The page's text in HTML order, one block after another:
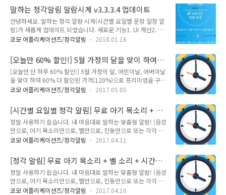
times, Talking..
스트를 쭈욱 내리거나 우측의 메뉴를 눌러서 바로 이동 할 수 있습니다. 2. 삼성 및
LG등의 TTS엔진 우측의 톱니바퀴를 선택하세요. 3. 음성데이터 설치를 선택하세요.
4. 한국어 우측의 다운로드 버튼을 눌러 주세요. 5. 설치를 눌러서 진행합니다. 완료
되면 뒤로가기 버튼을 눌러주세요. 6. 이곳으로 돌아 오면 다시 뒤로 가기 버튼을 눌
러 줍니다. 7. 두 번째 삼성 TTS..
말하는 정각알림 알람시계 v3.3.3.4 업데이트
안녕하세요. 말하는 정각 알람 시계(시간별 요일별 문장 일정 알
림)가 새롭게 업데이트 되었습니다. 새로운 기능1. UI 개선2. 알
람 분리3. 정각알림 시 전체 화면 알림 기능4. 첫벨 기능 추가(딩
면 기능 추가6.1 충전시 자동시작, 오늘의 문장,7. 배터리 부족
및 완료 알림7.1 충전기 삽입, 분리 알림8. 화면만 켜기 옵션 추
가(진동 또는 무음모드일 경우)9. 빅 프리미엄, 그레이트 프리미
엄 아이템 추가10. 이외 다양한 기능 추가 및 안정화10.1 기타
안정화 및 기능은 다음 버전에서 계속 됩니다. 무료 정각 알림 다
확인 하세요. 무료 정각 알림 다운 받기
코모 어플리케이션즈/정각알림 2018.01.16
[오늘만 60% 할인!] 5월 가정의 달을 맞이 하여
'말하는 정각 알림' 프리미엄을 60% 더 할인 합니
다. 서두르세요!
[오늘만 단 하루 60% 할인!] 5월 가정의 달, 어린이날, 어버이날
을 맞이 하여 60% 더 할인된 가격(120%)으로 프리미엄을 구매
하실 수 있는 반짝 타임 세일 이벤트를 시작 합니다. 정말 사용하
기 목소리만으로, 벨만으로, 진동만으로 또는 각각 조합으로) 앱
전원을 켜기만 하면 자동으로 매일 오전 8시부터 오후 10시까지
정각에 알림음과 함께 시간을 음성으로 알려 드립니다! (아무 설
정을 하지 않아도 말 해드리니 걱정 마세요! 전혀 어렵지 않아
요!) - 24시간 * 요일 별로 각각 설정 가능 하단의 동그란 플레이
에 (알람: 음성, 벨소리, 알림창, LED, 진동등을 각..
코모 어플리케이션즈/정각알림 2017.05.05
[시간별 요일별 정각 알림] 무료 아기 목소리 + 벨
소리 + 시간별 문장으로 나만의 알람을 만들자!
정말 사용하기 쉽습니다. 내 마음대로 말하는 맞춤형 알람! (음성
만으로, 아기 목소리만으로, 벨만으로, 진동만으로 또는 각각 조
합으로) 앱 전원을 켜기만 하면 자동으로 매일 오전 8시부터 오
니다! (아무 설정을 하지 않아도 말 해드리니 걱정 마세요! 전혀
어렵지 않아요!) - 24시간 * 요일 별로 각각 설정 가능 하단의 동
그란 플레이 버튼을 누르면 언제든지 미리 들어 볼 수 있습니다!
매 시간 정각에 (알람: 음성, 벨소리, 알림창, LED, 진동등을 각각
또는 조합) 들을 수 있습니다. - 정각 분은 1 ~59분으로 마음 대
코모 어플리케이션즈/정각알림 2017.04.11
[정각 알림] 무료 아기 목소리 + 벨 소리 + 시간별
문장으로 나만의 알람을 만들어 보자!
정말 사용하기 쉽습니다. 내 마음대로 말하는 맞춤형 알람! (음성
만으로, 아기 목소리만으로, 벨만으로, 진동만으로 또는 각각 조
합으로) 앱 전원을 켜기만 하면 자동으로 매일 오전 8시부터 오
코모 어플리케이션즈/정각알림 2017.04.10